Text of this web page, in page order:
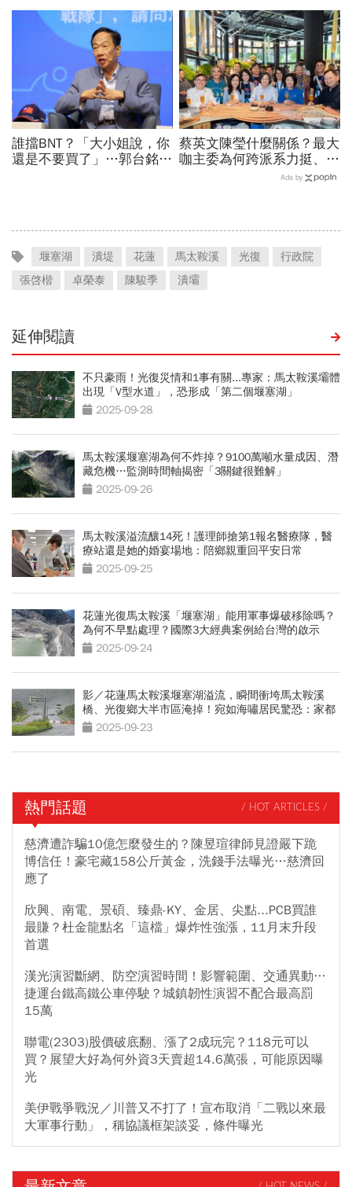
「擋疫苗」黑鍋只求1件事
福、一切靠自己爭氣
誰擋BNT？「大小姐說，你
還是不要買了」…郭台銘曝
蔡英文陳瑩什麼關係？最大
咖主委為何跨派系力挺、連
饒慶鈴都曬合照...同場背後
Ads by
堰塞湖 潰堤 花蓮 馬太鞍溪 光復
行政院
張啓楷
卓榮泰 陳駿季 潰壩
延伸閱讀
不只豪雨！光復災情和1事有關...專家：馬太鞍溪壩體
出現「V型水道」，恐形成「第二個堰塞湖」
2025-09-28
馬太鞍溪堰塞湖為何不炸掉？9100萬噸水量成因、潛
藏危機…監測時間軸揭密「3關鍵很難解」
2025-09-26
馬太鞍溪溢流釀14死！護理師搶第1報名醫療隊，醫
療站還是她的婚宴場地：陪鄉親重回平安日常
2025-09-25
花蓮光復馬太鞍溪「堰塞湖」能用軍事爆破移除嗎？
為何不早點處理？國際3大經典案例給台灣的啟示
2025-09-24
影／花蓮馬太鞍溪堰塞湖溢流，瞬間衝垮馬太鞍溪
橋、光復鄉大半市區淹掉！宛如海嘯居民驚恐：家都
沒了2025-09-23
熱門話題 / HOT ARTICLES /
慈濟遭詐騙10億怎麼發生的？陳昱瑄律師見證嚴下跪
博信任！豪宅藏158公斤黃金，洗錢手法曝光…慈濟回
應了
欣興、南電、景碩、臻鼎-KY、金居、尖點...PCB買誰
最賺？杜金龍點名「這檔」爆炸性強漲，11月末升段
首選
漢光演習斷網、防空演習時間！影響範圍、交通異動…
捷運台鐵高鐵公車停駛？城鎮韌性演習不配合最高罰
15萬
聯電(2303)股價破底翻、漲了2成玩完？118元可以
買？展望大好為何外資3天賣超14.6萬張，可能原因曝
光
美伊戰爭戰況／川普又不打了！宣布取消「二戰以來最
大軍事行動」，稱協議框架談妥，條件曝光